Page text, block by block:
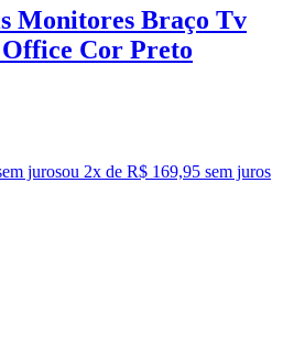
Monitores Braço Tv
Cor Preto
jurosou 2x de R$ 169,95 sem juros